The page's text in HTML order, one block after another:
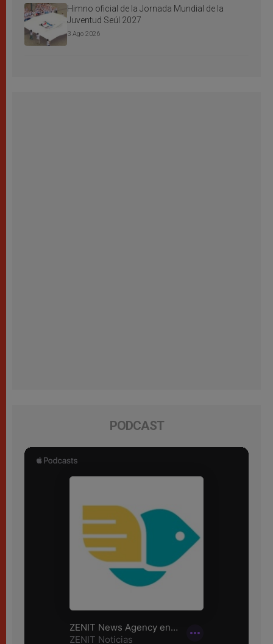
Himno oficial de la Jornada Mundial de la
Juventud Seúl 2027
3 Ago 2026
PODCAST